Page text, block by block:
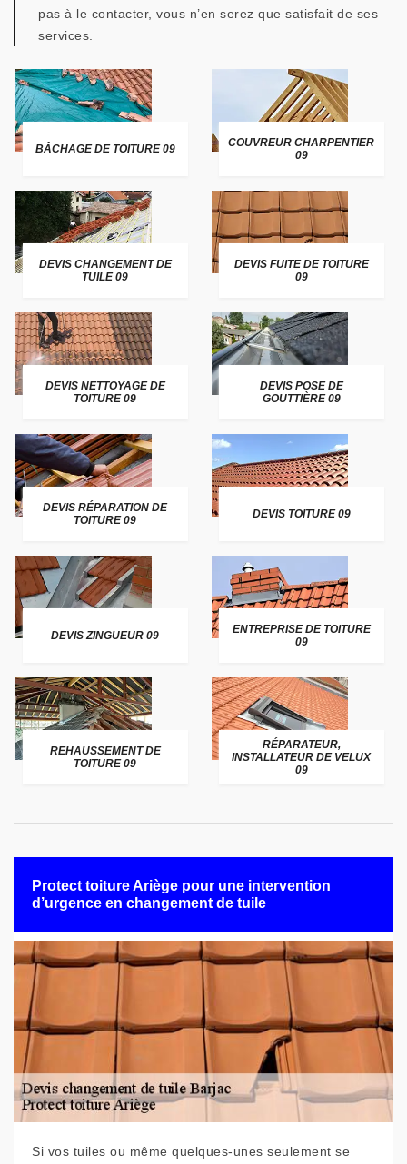
pas à le contacter, vous n’en serez que satisfait de ses
services.
BÂCHAGE DE TOITURE 09
COUVREUR CHARPENTIER
09
DEVIS CHANGEMENT DE
TUILE 09
DEVIS FUITE DE TOITURE
09
DEVIS NETTOYAGE DE
TOITURE 09
DEVIS POSE DE
GOUTTIÈRE 09
DEVIS RÉPARATION DE
TOITURE 09
DEVIS TOITURE 09
DEVIS ZINGUEUR 09
ENTREPRISE DE TOITURE
09
REHAUSSEMENT DE
TOITURE 09
RÉPARATEUR,
INSTALLATEUR DE VELUX
09
Protect toiture Ariège pour une intervention
d’urgence en changement de tuile
Si vos tuiles ou même quelques-unes seulement se